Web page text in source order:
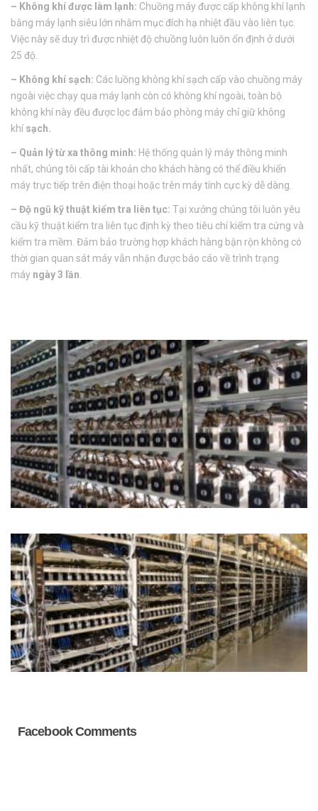
– Không khí được làm lạnh: Chuồng máy được cấp không khí lạnh
bằng máy lạnh siêu lớn nhằm mục đích hạ nhiệt đầu vào liên tục.
Việc này sẽ duy trì được nhiệt độ chuồng luôn luôn ổn định ở dưới
25 độ.
– Không khí sạch: Các luồng không khí sạch cấp vào chuồng máy
ngoài việc chạy qua máy lạnh còn có không khí ngoài, toàn bộ
không khí này đều được lọc đảm bảo phòng máy chỉ giữ không
khí sạch.
– Quản lý từ xa thông minh: Hệ thống quản lý máy thông minh
nhất, chúng tôi cấp tài khoản cho khách hàng có thể điều khiển
máy trực tiếp trên điện thoại hoặc trên máy tính cực kỳ dễ dàng.
– Độ ngũ kỹ thuật kiểm tra liên tục: Tại xưởng chúng tôi luôn yêu
cầu kỹ thuật kiểm tra liên tục định kỳ theo tiêu chí kiểm tra cứng và
kiểm tra mềm. Đảm bảo trường hợp khách hàng bận rộn không có
thời gian quan sát máy vẫn nhận được báo cáo về trình trạng
máy ngày 3 lần.
Facebook Comments